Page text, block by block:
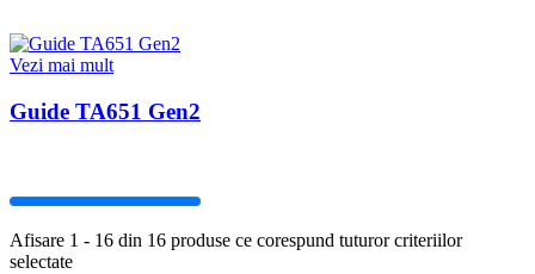
Vezi mai mult
Guide TA651 Gen2
Afisare 1 - 16 din 16 produse ce corespund tuturor criteriilor
selectate